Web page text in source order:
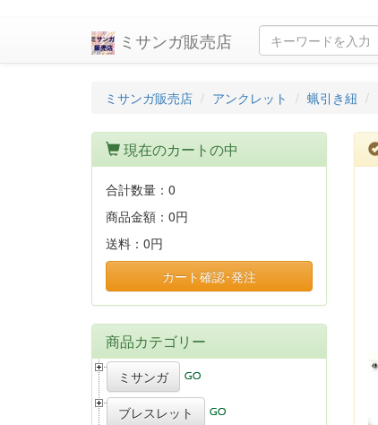
ミサンガ販売店
ミサンガ販売店 アンクレット 蝋引き紐
現在のカートの中
合計数量： 0
商品金額： 0円
送料： 0円
カート確認･発注
商品カテゴリー
ミサンガ
ブレスレット